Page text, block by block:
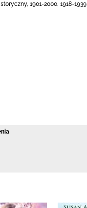
1901-2000, 1918-1939